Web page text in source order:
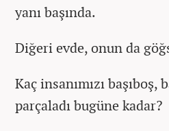
yanı başında.
Diğeri evde, onun da
Kaç insanımızı başıboş,
parçaladı bugüne kadar?